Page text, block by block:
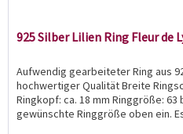
925 Silber Lilien Ring Fleur de
Aufwendig gearbeiteter Ring aus
hochwertiger Qualität Breite
Ringkopf: ca. 18 mm Ringgröße: 63
gewünschte Ringgröße oben ein.